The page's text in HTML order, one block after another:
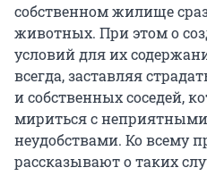
собственном жилище
животных. При этом о
условий для их
всегда, заставляя
и собственных соседей,
мириться с
неудобствами. Ко всему
рассказывают о таких